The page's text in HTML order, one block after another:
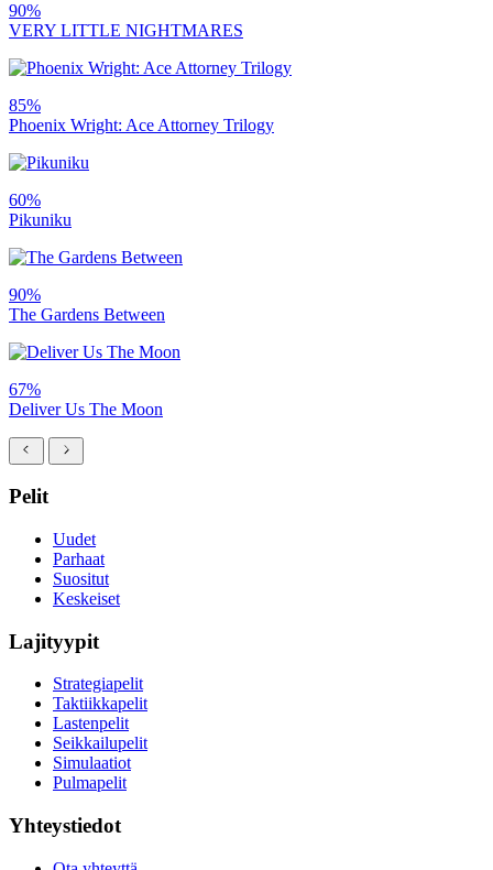
90%
VERY LITTLE NIGHTMARES
85%
Phoenix Wright: Ace Attorney Trilogy
60%
Pikuniku
90%
The Gardens Between
67%
Deliver Us The Moon
Pelit
Uudet
Parhaat
Suositut
Keskeiset
Lajityypit
Strategiapelit
Taktiikkapelit
Lastenpelit
Seikkailupelit
Simulaatiot
Pulmapelit
Yhteystiedot